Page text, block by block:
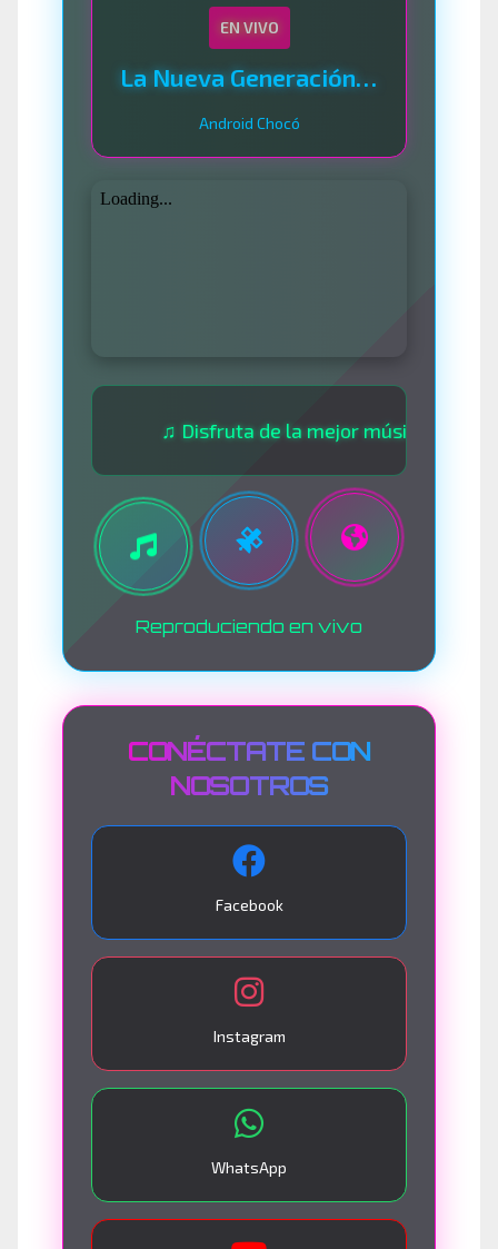
EN VIVO
La Nueva Generación Del Sistema
Android Chocó
♫ Disfruta de la mejor música las 24 horas
Reproduciendo en vivo
CONÉCTATE CON
NOSOTROS
Facebook
Instagram
WhatsApp